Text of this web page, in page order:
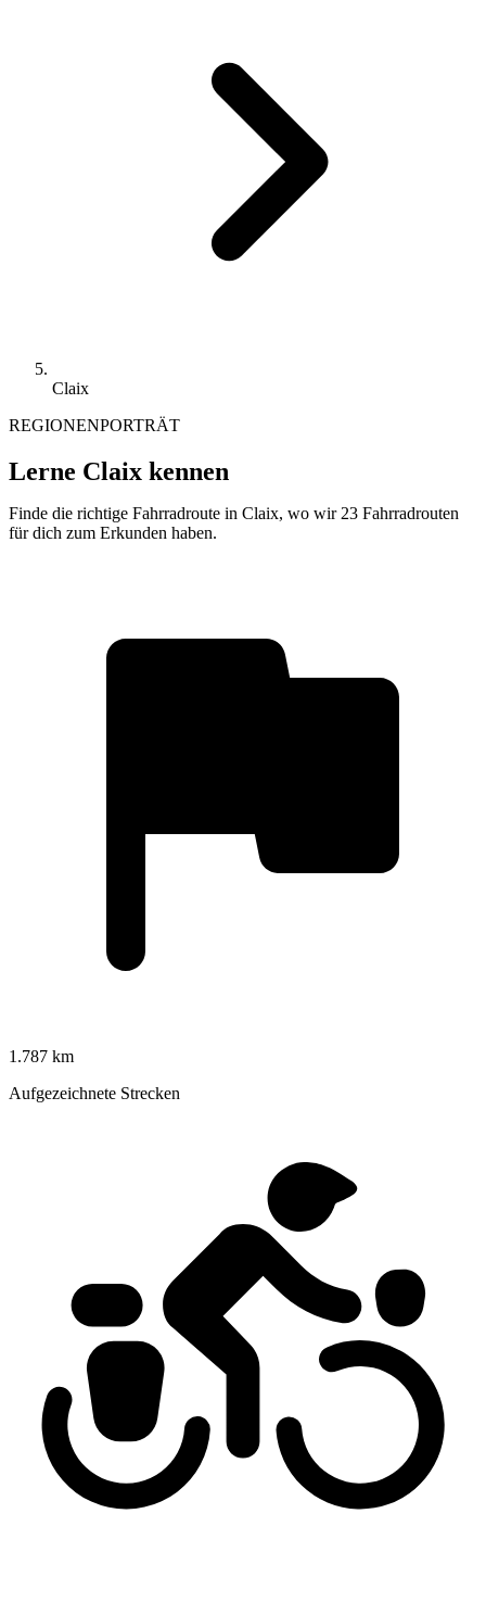
Claix
REGIONENPORTRÄT
Lerne Claix kennen
Finde die richtige Fahrradroute in Claix, wo wir 23 Fahrradrouten
für dich zum Erkunden haben.
1.787 km
Aufgezeichnete Strecken